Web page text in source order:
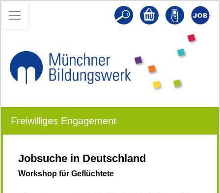
Freiwilliges Engagement
Jobsuche in Deutschland
Workshop für Geflüchtete